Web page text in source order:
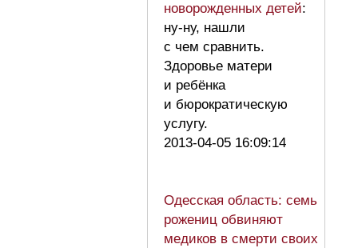
новорожденных детей:
ну-ну, нашли
с чем сравнить.
Здоровье матери
и ребёнка
и бюрократическую
услугу.
2013-04-05 16:09:14
Одесская область: семь
рожениц обвиняют
медиков в смерти своих